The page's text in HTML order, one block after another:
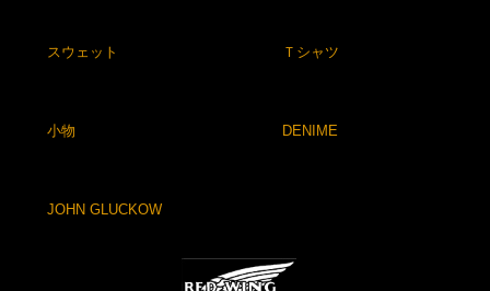
スウェット Ｔシャツ
小物 DENIME
JOHN GLUCKOW